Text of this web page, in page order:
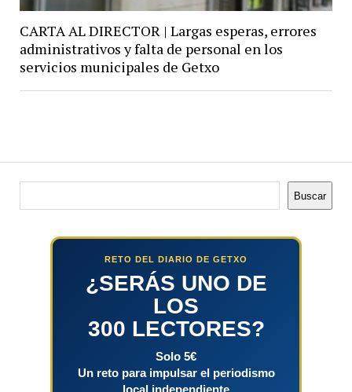
CARTA AL DIRECTOR | Largas esperas, errores
administrativos y falta de personal en los
servicios municipales de Getxo
Buscar
RETO DEL DIARIO DE GETXO
¿SERÁS UNO DE
LOS
300 LECTORES?
Solo 5€
Un reto para impulsar el periodismo
local independiente